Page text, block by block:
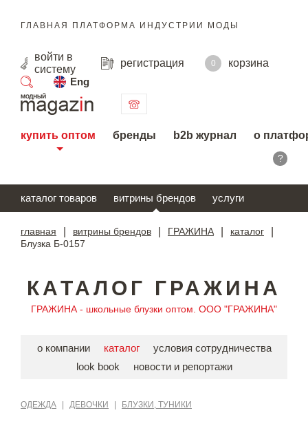
ГЛАВНАЯ ПЛАТФОРМА ИНДУСТРИИ МОДЫ
войти в
систему
регистрация 0
корзина
Eng
поиск
купить оптом бренды b2b журнал о
?
каталог товаров витрины брендов услуги
главная витрины брендов ГРАЖИНА каталог
Блузка Б-0157
КАТАЛОГ ГРАЖИНА
ГРАЖИНА - школьные блузки оптом. ООО "ГРАЖИНА"
о компании каталог
условия сотрудничества
look book
новости и репортажи
ОДЕЖДА ДЕВОЧКИ БЛУЗКИ, ТУНИКИ